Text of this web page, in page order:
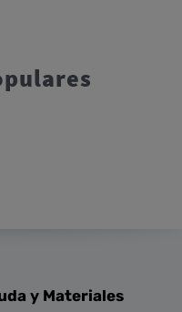
y Materiales